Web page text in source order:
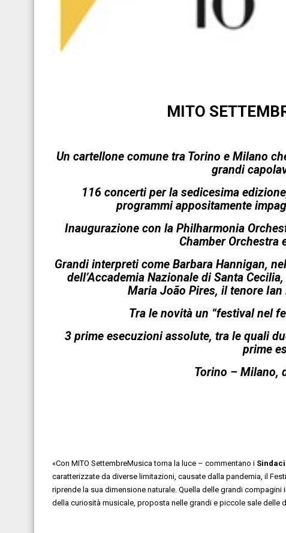
MITO
Un cartellone comune tra Torino e Milano
grandi
116 concerti per la sedicesima
programmi appositamente
Inaugurazione con la Philharmonia
Chamber Orchestra
Grandi interpreti come Barbara Hannigan,
dell’Accademia Nazionale di Santa
Maria João Pires, il tenore
Tra le novità un “festival nel
3 prime esecuzioni assolute, tra le quali
prime
Torino – Milano,
«Con MITO SettembreMusica torna la luce – commentano i
caratterizzate da diverse limitazioni, causate dalla pandemia, il
riprende la sua dimensione naturale. Quella delle grandi
della curiosità musicale, proposta nelle grandi e piccole sale delle